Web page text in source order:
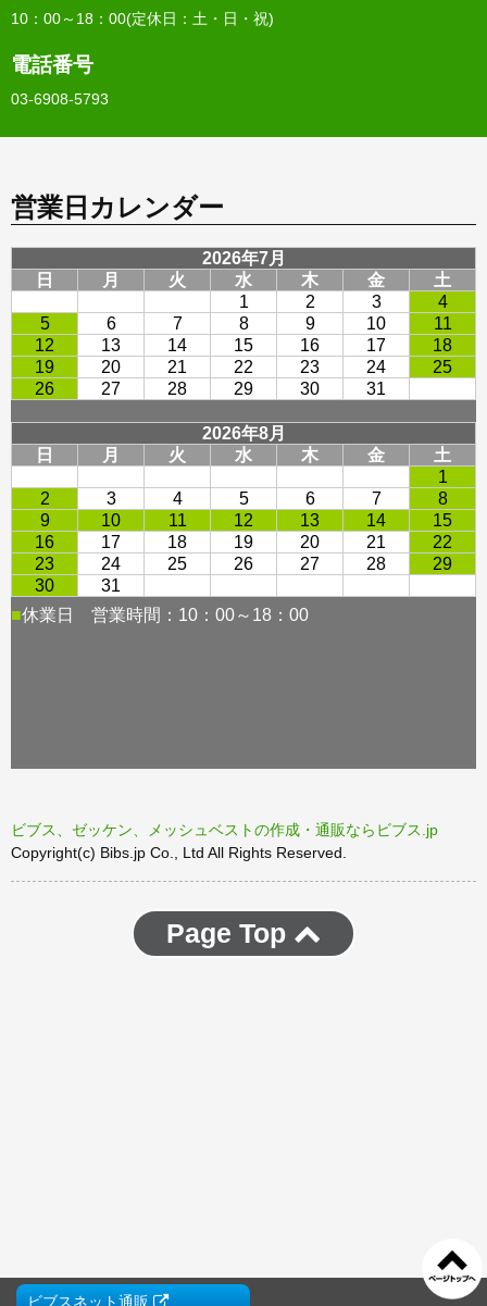
ビブスネット通販
10：00～18：00(定休日：土・日・祝)
電話番号
03-6908-5793
営業日カレンダー
ビブス、ゼッケン、メッシュベストの作成・通販ならビブス.jp
Copyright(c) Bibs.jp Co., Ltd All Rights Reserved.
Page Top